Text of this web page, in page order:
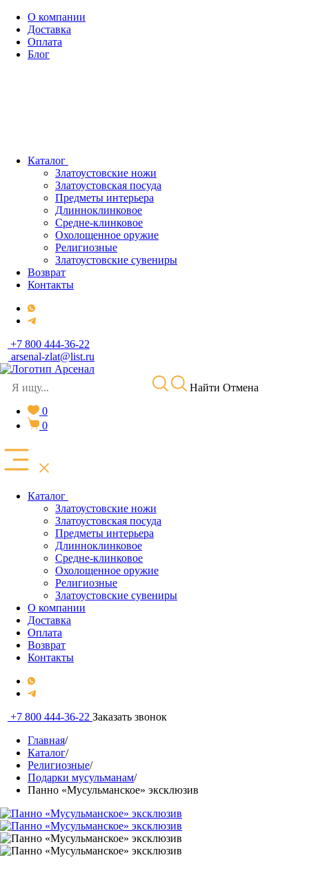
О компании
Доставка
Оплата
Блог
Каталог
Златоустовские ножи
Златоустовская посуда
Предметы интерьера
Длинноклинковое
Средне-клинковое
Охолощенное оружие
Религиозные
Златоустовские сувениры
Возврат
Контакты
+7 800 444-36-22
arsenal-zlat@list.ru
Найти Отмена
0
0
Каталог
Златоустовские ножи
Златоустовская посуда
Предметы интерьера
Длинноклинковое
Средне-клинковое
Охолощенное оружие
Религиозные
Златоустовские сувениры
О компании
Доставка
Оплата
Возврат
Контакты
+7 800 444-36-22 Заказать звонок
Главная/
Каталог/
Религиозные/
Подарки мусульманам/
Панно «Мусульманское» эксклюзив